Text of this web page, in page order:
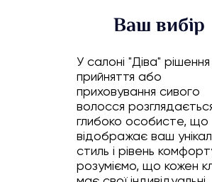
Ваш вибір
У салоні "Діва"
прийняття або
приховування сивого
волосся
глибоко особисте, що
відображає ваш
стиль і рівень
розуміємо, що кожен